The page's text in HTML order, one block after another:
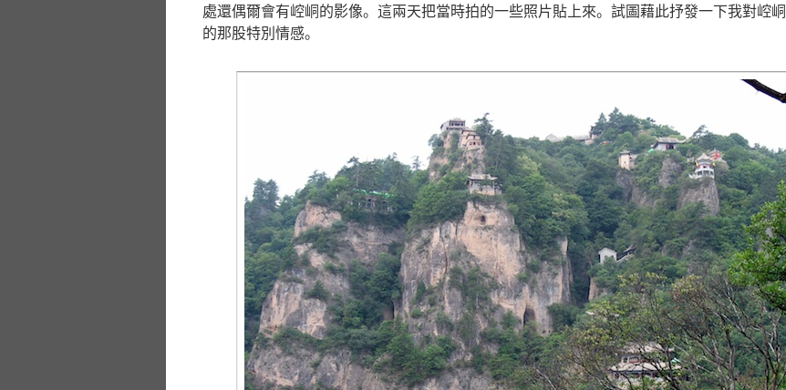
處還偶爾會有崆峒的影像。這兩天把當時拍的一些照片貼上來。試圖藉此抒發一下我對崆峒
的那股特別情感。